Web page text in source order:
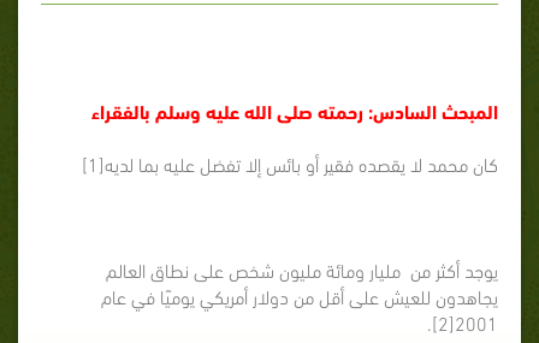
المبحث السادس: رحمته صلى الله عليه وسلم بالفقراء
كان محمد لا يقصده فقير أو بائس إلا تفضل عليه بما لديه[1]
يوجد أكثر من مليار ومائة مليون شخص على نطاق العالم
يجاهدون للعيش على أقل من دولار أمريكي يوميًا في عام
2001[2].